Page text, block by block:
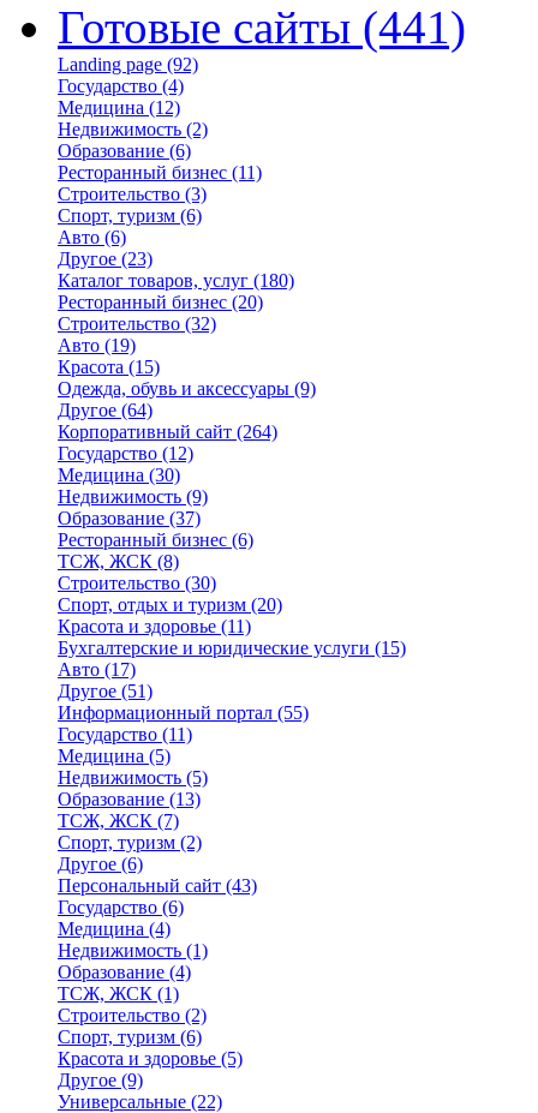
Готовые сайты (441)
Landing page (92)
Государство (4)
Медицина (12)
Недвижимость (2)
Образование (6)
Ресторанный бизнес (11)
Строительство (3)
Спорт, туризм (6)
Авто (6)
Другое (23)
Каталог товаров, услуг (180)
Ресторанный бизнес (20)
Строительство (32)
Авто (19)
Красота (15)
Одежда, обувь и аксессуары (9)
Другое (64)
Корпоративный сайт (264)
Государство (12)
Медицина (30)
Недвижимость (9)
Образование (37)
Ресторанный бизнес (6)
ТСЖ, ЖСК (8)
Строительство (30)
Спорт, отдых и туризм (20)
Красота и здоровье (11)
Бухгалтерские и юридические услуги (15)
Авто (17)
Другое (51)
Информационный портал (55)
Государство (11)
Медицина (5)
Недвижимость (5)
Образование (13)
ТСЖ, ЖСК (7)
Спорт, туризм (2)
Другое (6)
Персональный сайт (43)
Государство (6)
Медицина (4)
Недвижимость (1)
Образование (4)
ТСЖ, ЖСК (1)
Строительство (2)
Спорт, туризм (6)
Красота и здоровье (5)
Другое (9)
Универсальные (22)